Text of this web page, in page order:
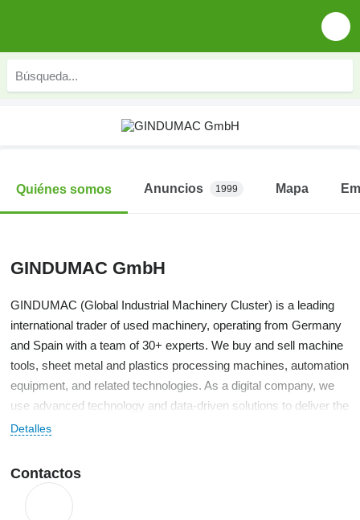
Quiénes somos Anuncios 1999 Mapa
GINDUMAC GmbH
GINDUMAC (Global Industrial Machinery Cluster) is a leading
international trader of used machinery, operating from Germany
and Spain with a team of 30+ experts. We buy and sell machine
tools, sheet metal and plastics processing machines, automation
equipment, and related technologies. As a digital company, we
use advanced technology and data-driven solutions to deliver the
best market prices for both sellers and buyers.
Detalles
Contactos